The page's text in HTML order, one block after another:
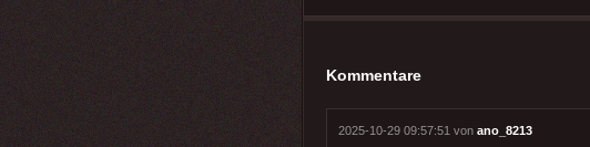
Kommentare
2025-10-29 09:57:51 von ano_8213